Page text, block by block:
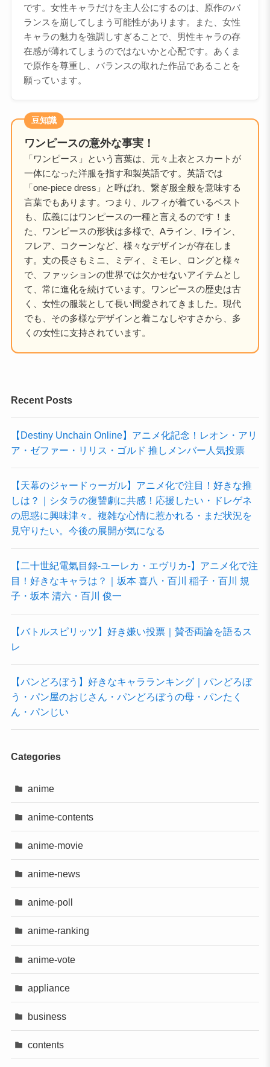
です。女性キャラだけを主人公にするのは、原作のバ
ランスを崩してしまう可能性があります。また、女性
キャラの魅力を強調しすぎることで、男性キャラの存
在感が薄れてしまうのではないかと心配です。あくま
で原作を尊重し、バランスの取れた作品であることを
願っています。
豆知識
ワンピースの意外な事実！
「ワンピース」という言葉は、元々上衣とスカートが
一体になった洋服を指す和製英語です。英語では
「one-piece dress」と呼ばれ、繋ぎ服全般を意味する
言葉でもあります。つまり、ルフィが着ているベスト
も、広義にはワンピースの一種と言えるのです！ま
た、ワンピースの形状は多様で、Aライン、Iライン、
フレア、コクーンなど、様々なデザインが存在しま
す。丈の長さもミニ、ミディ、ミモレ、ロングと様々
で、ファッションの世界では欠かせないアイテムとし
て、常に進化を続けています。ワンピースの歴史は古
く、女性の服装として長い間愛されてきました。現代
でも、その多様なデザインと着こなしやすさから、多
くの女性に支持されています。
Recent Posts
【Destiny Unchain Online】アニメ化記念！レオン・アリ
ア・ゼファー・リリス・ゴルド 推しメンバー人気投票
【天幕のジャードゥーガル】アニメ化で注目！好きな推
しは？｜シタラの復讐劇に共感！応援したい・ドレゲネ
の思惑に興味津々。複雑な心情に惹かれる・まだ状況を
見守りたい。今後の展開が気になる
【二十世紀電氣目録-ユーレカ・エヴリカ-】アニメ化で注
目！好きなキャラは？｜坂本 喜八・百川 稲子・百川 規
子・坂本 清六・百川 俊一
【バトルスピリッツ】好き嫌い投票｜賛否両論を語るス
レ
【パンどろぼう】好きなキャラランキング｜パンどろぼ
う・パン屋のおじさん・パンどろぼうの母・パンたく
ん・パンじい
Categories
anime
anime-contents
anime-movie
anime-news
anime-poll
anime-ranking
anime-vote
appliance
business
contents